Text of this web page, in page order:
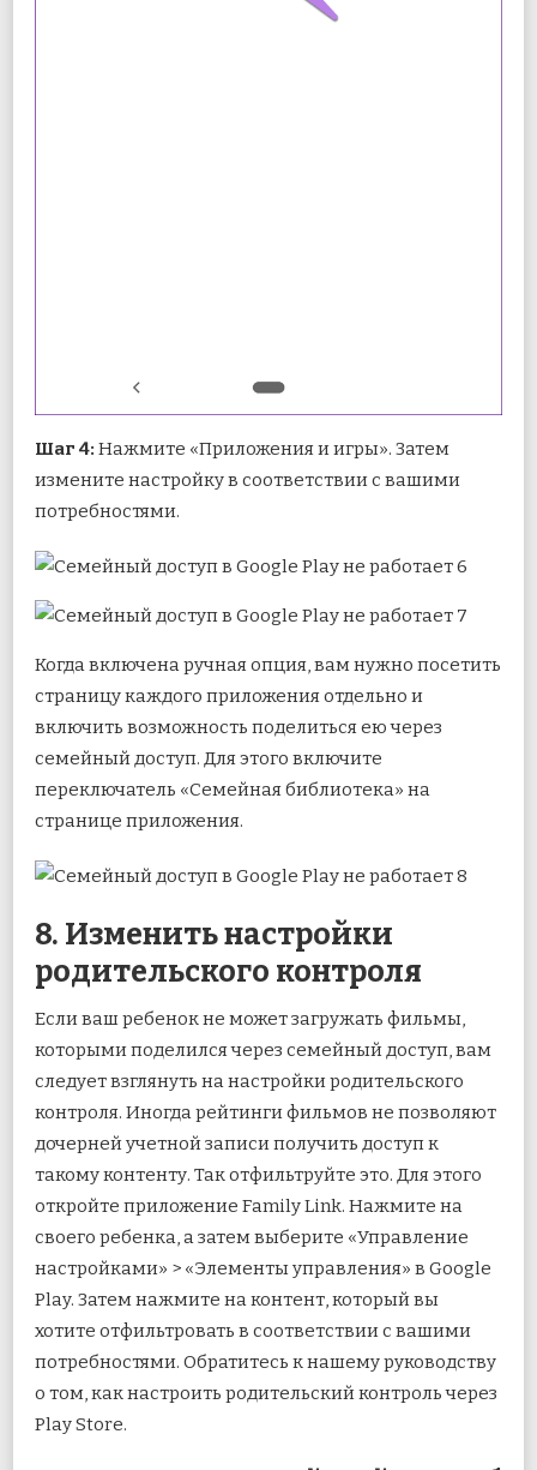
Шаг 4: Нажмите «Приложения и игры». Затем
измените настройку в соответствии с вашими
потребностями.
Когда включена ручная опция, вам нужно посетить
страницу каждого приложения отдельно и
включить возможность поделиться ею через
семейный доступ. Для этого включите
переключатель «Семейная библиотека» на
странице приложения.
8. Изменить настройки
родительского контроля
Если ваш ребенок не может загружать фильмы,
которыми поделился через семейный доступ, вам
следует взглянуть на настройки родительского
контроля. Иногда рейтинги фильмов не позволяют
дочерней учетной записи получить доступ к
такому контенту. Так отфильтруйте это. Для этого
откройте приложение Family Link. Нажмите на
своего ребенка, а затем выберите «Управление
настройками» > «Элементы управления» в Google
Play. Затем нажмите на контент, который вы
хотите отфильтровать в соответствии с вашими
потребностями. Обратитесь к нашему руководству
о том, как настроить родительский контроль через
Play Store.